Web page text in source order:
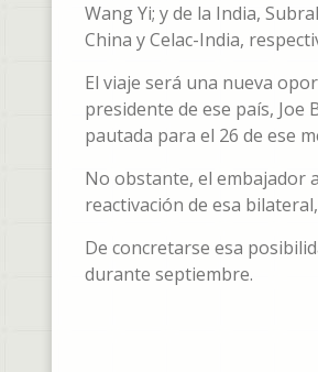
Wang Yi; y de la India,
China y Celac-India,
El viaje será una nueva
presidente de ese país,
pautada para el 26 de ese
No obstante, el embajador
reactivación de esa
De concretarse esa
durante septiembre.